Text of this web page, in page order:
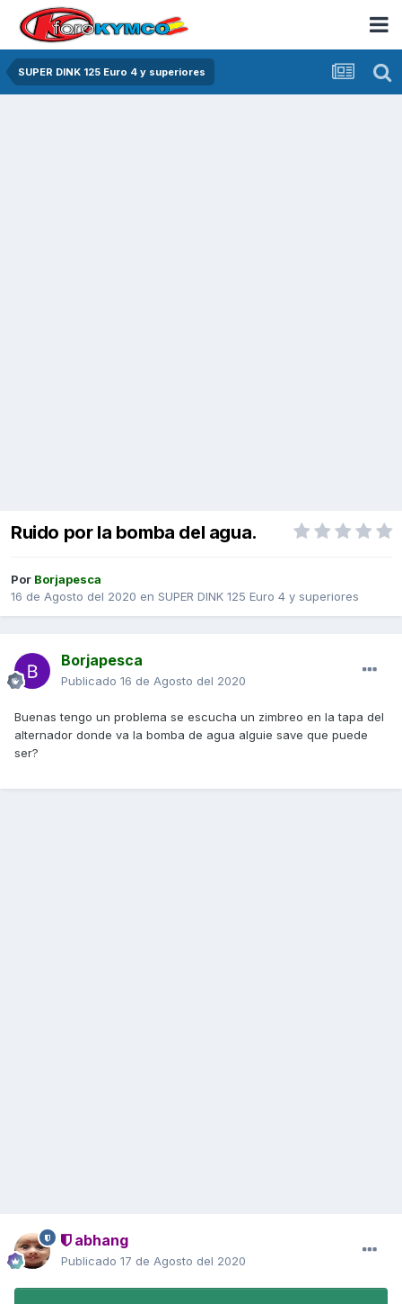
SUPER DINK 125 Euro 4 y superiores
Ruido por la bomba del agua.
Por Borjapesca
16 de Agosto del 2020 en SUPER DINK 125 Euro 4 y superiores
Borjapesca
Publicado 16 de Agosto del 2020
Buenas tengo un problema se escucha un zimbreo en la tapa del
alternador donde va la bomba de agua alguie save que puede
ser?
abhang
Publicado 17 de Agosto del 2020